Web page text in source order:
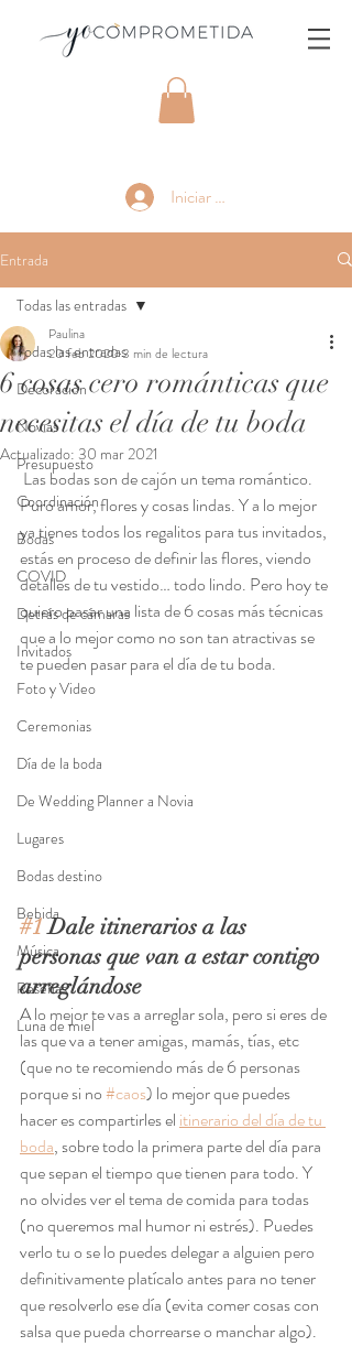
Iniciar sesión
Entrada
Todas las entradas
Decoración
Novias
Presupuesto
Coordinación
Bodas
COVID
Detrás de cámaras
Invitados
Foto y Video
Ceremonias
Día de la boda
De Wedding Planner a Novia
Lugares
Bodas destino
Bebida
Música
Reseñas
Luna de miel
Todas las entradas
6 cosas cero románticas que
necesitas el día de tu boda
Paulina
20 feb 20203 min de lectura
Actualizado: 30 mar 2021
Puro amor, flores y cosas lindas. Y a lo mejor
ya tienes todos los regalitos para tus invitados,
estás en proceso de definir las flores, viendo
detalles de tu vestido… todo lindo. Pero hoy te
quiero pasar una lista de 6 cosas más técnicas
que a lo mejor como no son tan atractivas se
te pueden pasar para el día de tu boda.
#1 Dale itinerarios a las
personas que van a estar contigo
arreglándose
A lo mejor te vas a arreglar sola, pero si eres de
las que va a tener amigas, mamás, tías, etc
(que no te recomiendo más de 6 personas
porque si no #caos) lo mejor que puedes
hacer es compartirles el itinerario del día de tu
boda, sobre todo la primera parte del día para
que sepan el tiempo que tienen para todo. Y
no olvides ver el tema de comida para todas
(no queremos mal humor ni estrés). Puedes
verlo tu o se lo puedes delegar a alguien pero
definitivamente platícalo antes para no tener
que resolverlo ese día (evita comer cosas con
salsa que pueda chorrearse o manchar algo).